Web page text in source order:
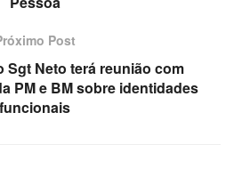
Post
Sgt Neto terá reunião com
PM e BM sobre identidades
funcionais